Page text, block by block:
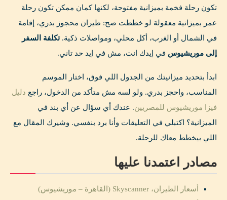
تكون رحلة فخمة بميزانية مفتوحة، لكنها كمان ممكن تكون رحلة
عمر بميزانية معقولة لو خططت صح: طيران محجوز بدري، إقامة
في الشمال أو الغرب، أكل محلي، ومواصلات ذكية.تكلفة السفر
إلى موريشيوس في إيدك انت، مش في إيد حد تاني.
ابدأ بتحديد ميزانيتك من الجدول اللي فوق، اختار الموسم
المناسب، واحجز بدري. ولو لسه مش متأكد من الدخول، راجع دليل
فيزا موريشيوس للمصريين. عندك أي سؤال عن أي بند في
الميزانية؟ اكتبلي في التعليقات وأنا برد بنفسي. وشيرك المقال مع
اللي بيخطط معاك للرحلة.
مصادر اعتمدنا عليها
أسعار الطيران، Skyscanner (القاهرة – موريشيوس)